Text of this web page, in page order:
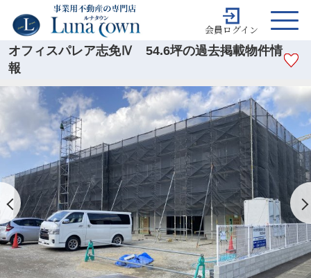
会員ログイン
オフィスパレア志免Ⅳ 54.6坪の過去掲載物件情
報